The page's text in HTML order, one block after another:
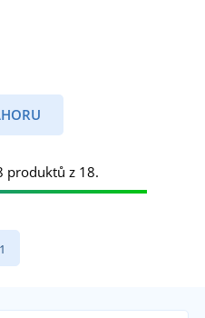
produktů z 18.
1